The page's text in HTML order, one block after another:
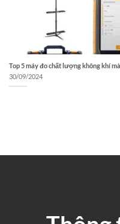
Top 5 máy đo chất lượng không khí
30/09/2024